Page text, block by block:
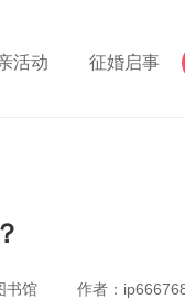
活动 征婚启事
书馆 作者：